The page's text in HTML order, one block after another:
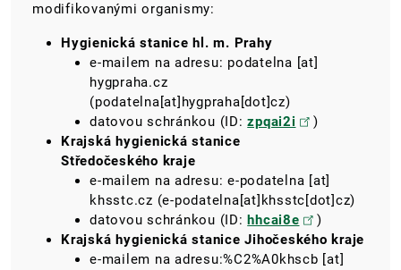
modifikovanými organismy:
Hygienická stanice hl. m. Prahy
e-mailem na adresu: podatelna [at]
hygpraha.cz
(podatelna[at]hygpraha[dot]cz)
datovou schránkou (ID:zpqai2i
)
Krajská hygienická stanice
Středočeského kraje
e-mailem na adresu: e-podatelna [at]
khsstc.cz (e-podatelna[at]khsstc[dot]cz)
datovou schránkou (ID:hhcai8e
)
Krajská hygienická staniceJihočeského kraje
e-mailem na adresu:%C2%A0khscb [at]